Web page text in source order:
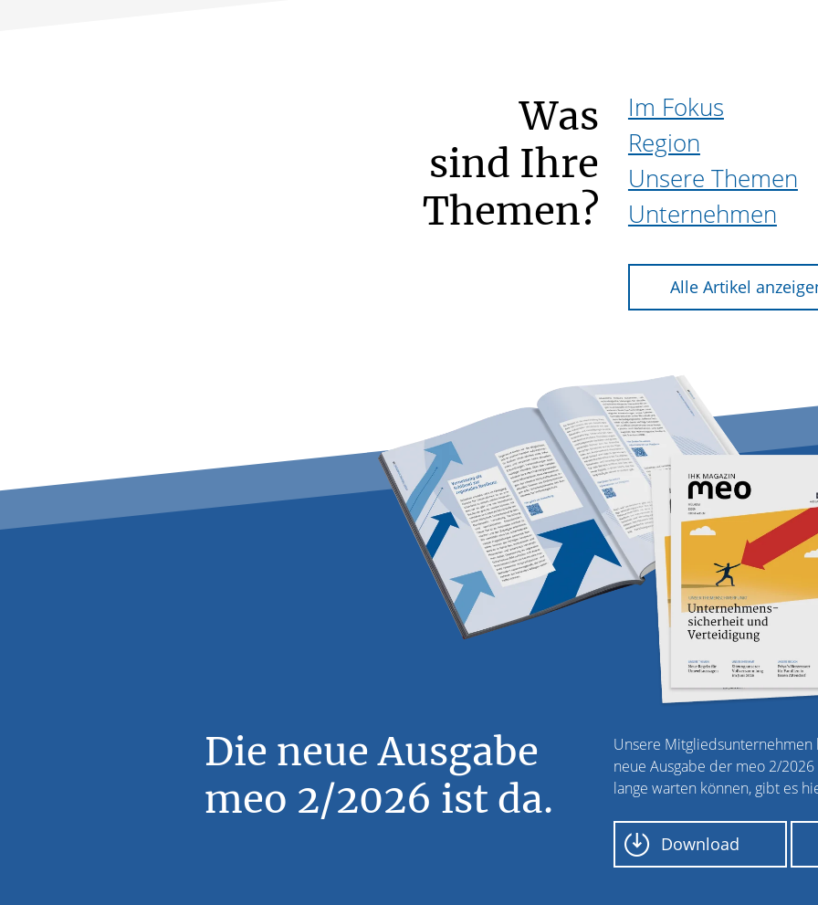
Was
sind Ihre
Themen?
Im Fokus
Region
Unsere Themen
Unternehmen
Alle Artikel
Die neue Ausgabe
meo 2/2026 ist da.
Unsere
neue Ausgabe der meo 2/
lange warten können, gibt es
Download